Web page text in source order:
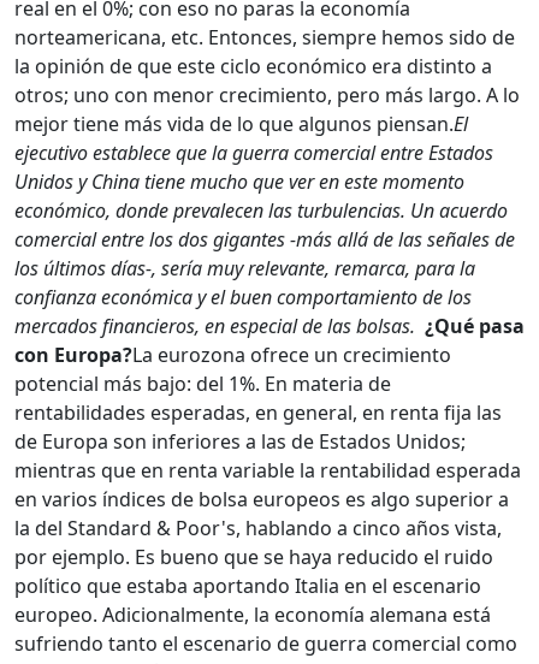
real en el 0%; con eso no paras la economía
norteamericana, etc. Entonces, siempre hemos sido de
la opinión de que este ciclo económico era distinto a
otros; uno con menor crecimiento, pero más largo. A lo
mejor tiene más vida de lo que algunos piensan.El
ejecutivo establece que la guerra comercial entre Estados
Unidos y China tiene mucho que ver en este momento
económico, donde prevalecen las turbulencias. Un acuerdo
comercial entre los dos gigantes -más allá de las señales de
los últimos días-, sería muy relevante, remarca, para la
confianza económica y el buen comportamiento de los
mercados financieros, en especial de las bolsas. ¿Qué pasa
con Europa?La eurozona ofrece un crecimiento
potencial más bajo: del 1%. En materia de
rentabilidades esperadas, en general, en renta fija las
de Europa son inferiores a las de Estados Unidos;
mientras que en renta variable la rentabilidad esperada
en varios índices de bolsa europeos es algo superior a
la del Standard & Poor's, hablando a cinco años vista,
por ejemplo. Es bueno que se haya reducido el ruido
político que estaba aportando Italia en el escenario
europeo. Adicionalmente, la economía alemana está
sufriendo tanto el escenario de guerra comercial como